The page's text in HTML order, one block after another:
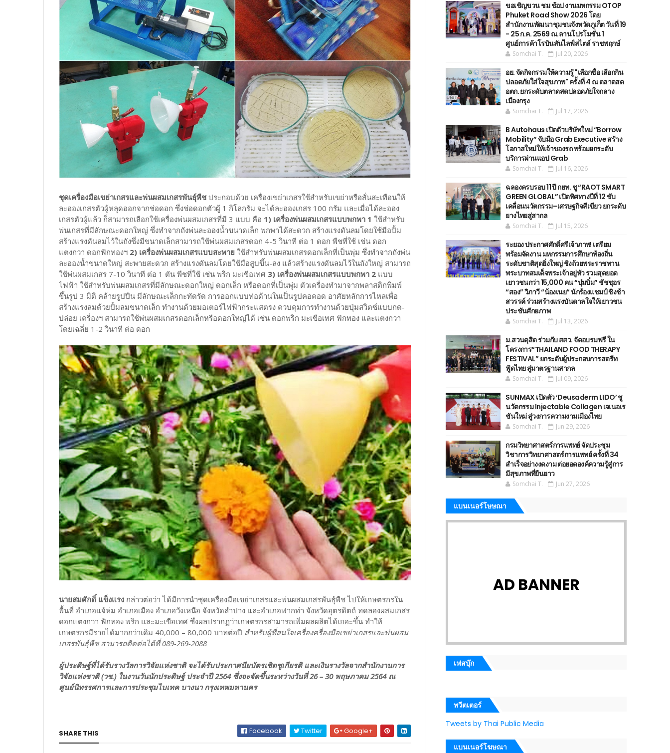
ชุดเครื่องมือเขย่าเกสรและพ่นผสมเกสรพันธุ์พืช ประกอบด้วย เครื่องเขย่าเกสรใช้สำหรับเขย่าหรือสั่นสะเทือนให้
ละอองเกสรตัวผู้หลุดออกจากช่อดอก ซึ่งช่อดอกตัวผู้ 1 กิโลกรัม จะได้ละอองเกสร 100 กรัม และเมื่อได้ละออง
เกสรตัวผู้แล้ว ก็สามารถเลือกใช้เครื่องพ่นผสมเกสรที่มี 3 แบบ คือ 1) เครื่องพ่นผสมเกสรแบบพกพา 1 ใช้สำหรับ
พ่นเกสรที่มีลักษณะดอกใหญ่ ซึ่งทำจากถังพ่นละอองน้ำขนาดเล็ก พกพาได้สะดวก สร้างแรงดันลมโดยใช้มือปั้ม
สร้างแรงดันลมไว้ในถังซึ่งมีขนาดเล็กสามารถใช้พ่นผสมเกสรดอก 4-5 วินาที ต่อ 1 ดอก พืชที่ใช้ เช่น ดอก
แตงกวา ดอกฟักทองฯ 2) เครื่องพ่นผสมเกสรแบบสะพาย ใช้สำหรับพ่นผสมเกสรดอกเล็กที่เป็นพุ่ม ซึ่งทำจากถังพ่น
ละอองน้ำขนาดใหญ่ สะพายสะดวก สร้างแรงดันลมโดยใช้มือสูบขึ้น-ลง แล้วสร้างแรงดันลมไว้ในถังใหญ่ สามารถ
ใช้พ่นผสมเกสร 7-10 วินาที ต่อ 1 ตัน พืชที่ใช้ เช่น พริก มะเขือเทศ 3) เครื่องพ่นผสมเกสรแบบพกพา 2 แบบ
ไฟฟ้า ใช้สำหรับพ่นผสมเกสรที่มีลักษณะดอกใหญ่ ดอกเล็ก หรือดอกที่เป็นพุ่ม ตัวเครื่องทำมาจากพลาสติกพิมพ์
ขึ้นรูป 3 มิติ คล้ายรูปปืน มีลักษณะเล็กกะทัดรัด การออกแบบท่อด้านในเป็นรูปคอคอด อาศัยหลักการไหลเพื่อ
สร้างแรงลมด้วยปั้มลมขนาดเล็ก ทำงานด้วยมอเตอร์ไฟฟ้ากระแสตรง ควบคุมการทำงานด้วยปุ่มสวิตซ์แบบกด-
ปล่อย เครื่องฯ สามารถใช้พ่นผสมเกสรดอกเล็กหรือดอกใหญ่ได้ เช่น ดอกพริก มะเขือเทศ ฟักทอง และแตงกวา
โดยเฉลี่ย 1-2 วินาที ต่อ ดอก
นายสมศักดิ์ แข็งแรง กล่าวต่อว่า ได้มีการนำชุดเครื่องมือเขย่าเกสรและพ่นผสมเกสรพันธุ์พืช ไปให้เกษตรกรใน
พื้นที่ อำเภอแจ้ห่ม อำเภอเมือง อำเภอวังเหนือ จังหวัดลำปาง และอำเภอฟากท่า จังหวัดอุตรดิตถ์ ทดลองผสมเกสร
ดอกแตงกวา ฟักทอง พริก และมะเขือเทศ ซึ่งผลปรากฏว่าเกษตรกรสามารถเพิ่มผลผลิตได้เยอะขึ้น ทำให้
เกษตรกรมีรายได้มากกว่าเดิม 40,000 – 80,000 บาทต่อปี สำหรับผู้ที่สนใจเครื่องครื่องมือเขย่าเกสรและพ่นผสม
เกสรพันธุ์พืช สามารถติดต่อได้ที่ 089-269-2088
ผู้ประดิษฐ์ที่ได้รับรางวัลการวิจัยแห่งชาติ จะได้รับประกาศนียบัตรเชิดชูเกียรติ และเงินรางวัลจากสำนักงานการ
วิจัยแห่งชาติ (วช.) ในงานวันนักประดิษฐ์ ประจำปี 2564 ซึ่งจะจัดขึ้นระหว่างวันที่ 26 – 30 พฤษภาคม 2564 ณ
ศูนย์นิทรรศการและการประชุมไบเทค บางนา กรุงเทพมหานคร
SHARE THIS Facebook Twitter Google+
ขอเชิญขวน ชม ช้อป งานมหกรรม OTOP
Phuket Road Show 2026 โดย
สำนักงานพัฒนาชุมชนจังหวัดภูเก็ต วันที่ 19
- 25 ก.ค. 2569 ณ.ลานโปรโมชั่น 1
ศูนย์การค้าโรบินสันไลฟ์สไตล์ ราชพฤกษ์
Somchai T. Jul 20, 2026
อย. จัดกิจกรรมให้ความรู้ "เลือกซื้อ เลือกกิน
ปลอดภัยใส่ใจสุขภาพ" ครั้งที่ 4 ณ ตลาดสด
อตก. ยกระดับตลาดสดปลอดภัยใจกลาง
เมืองกรุง
Somchai T. Jul 17, 2026
B Autohaus เปิดตัวบริษัทใหม่ “Borrow
Mobility” จับมือ Grab Executive สร้าง
โอกาสใหม่ให้เจ้าของรถ พร้อมยกระดับ
บริการผ่านแอป Grab
Somchai T. Jul 16, 2026
ฉลองครบรอบ 11 ปี กยท. ชู “RAOT SMART
GREEN GLOBAL” เปิดทิศทางปีที่ 12 ขับ
เคลื่อนนวัตกรรม–เศรษฐกิจสีเขียว ยกระดับ
ยางไทยสู่สากล
Somchai T. Jul 15, 2026
ระยอง ประกาศศักดิ์ศรีเจ้าภาพ! เตรียม
พร้อมจัดงาน มหกรรมการศึกษาท้องถิ่น
ระดับชาติสุดยิ่งใหญ่ ชิงถ้วยพระราชทาน
พระบาทสมเด็จพระเจ้าอยู่หัว รวมสุดยอด
เยาวชนกว่า 15,000 คน “บุ๋มบิ๋ม” ชัชชุอร
“สอง” วิภาวี “น้องเนย“ นักร้องแชมป์ ชิงช้า
สวรรค์ ร่วมสร้างแรงบันดาลใจให้เยาวชน
ประชันศักยภาพ
Somchai T. Jul 13, 2026
ม.สวนดุสิต ร่วมกับ สสว. จัดอบรมฟรี ใน
โครงการ“THAILAND FOOD THERAPY
FESTIVAL” ยกระดับผู้ประกอบการสตรีท
ฟู้ดไทย สู่มาตรฐานสากล
Somchai T. Jul 09, 2026
SUNMAX เปิดตัว ‘Deusaderm LIDO’ ชู
นวัตกรรม Injectable Collagen เจเนอเร
ชันใหม่ สู่วงการความงามเมืองไทย
Somchai T. Jun 29, 2026
กรมวิทยาศาสตร์การแพทย์ จัดประชุม
วิชาการวิทยาศาสตร์การแพทย์ ครั้งที่ 34
สำเร็จอย่างงดงาม ต่อยอดองค์ความรู้สู่การ
มีสุขภาพที่ยืนยาว
Somchai T. Jun 27, 2026
แบนเนอร์โษษณา
AD BANNER
เฟสบุ๊ก
ทวีตเตอร์
Tweets by Thai Public Media
แบนเนอร์โฆษณา